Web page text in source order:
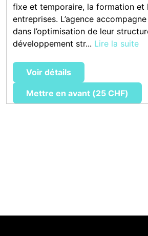
fixe et temporaire, la formation et
entreprises. L’agence
dans l’optimisation de leur
développement str... Lire la suite
Voir détails
Mettre en avant (25 CHF)